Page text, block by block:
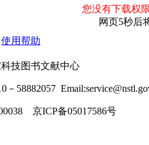
您没有下载权
网页5秒后
使用帮助
技图书文献中心
58882057
京ICP备05017586号